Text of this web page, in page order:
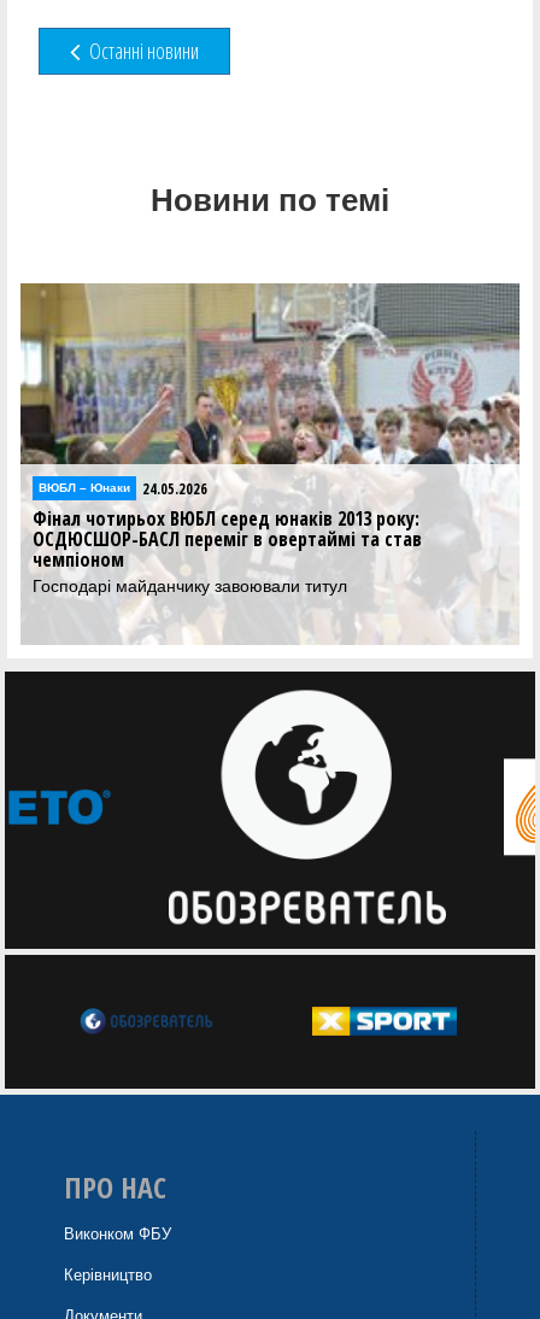
Останні новини
Новини по темі
ВЮБЛ – Юнаки 24.05.2026
Фінал чотирьох ВЮБЛ серед юнаків 2013 року:
ОСДЮСШОР-БАСЛ переміг в овертаймі та став
чемпіоном
Господарі майданчику завоювали титул
ПРО НАС
Виконком ФБУ
Керівництво